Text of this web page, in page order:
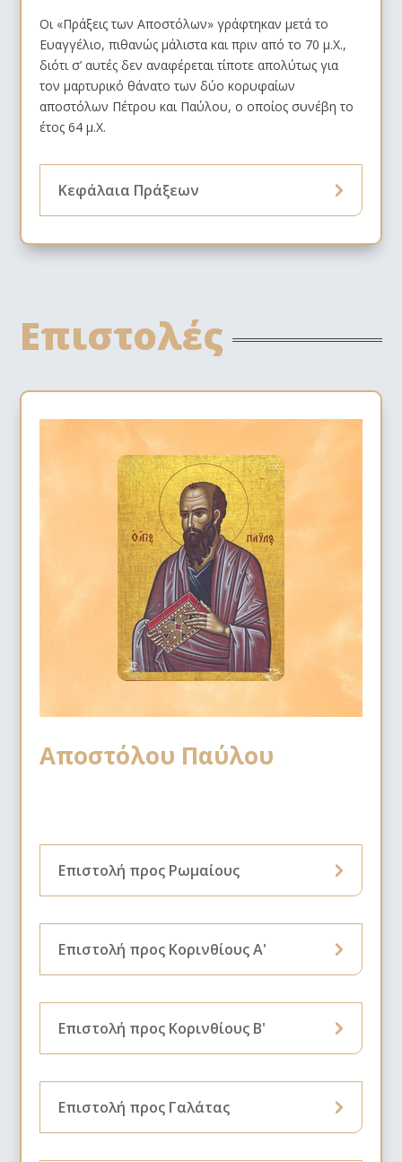
Οι «Πράξεις των Αποστόλων» γράφτηκαν μετά το
Ευαγγέλιο, πιθανώς μάλιστα και πριν από το 70 μ.Χ.,
διότι σ’ αυτές δεν αναφέρεται τίποτε απολύτως για
τον μαρτυρικό θάνατο των δύο κορυφαίων
αποστόλων Πέτρου και Παύλου, ο οποίος συνέβη το
έτος 64 μ.Χ.
Κεφάλαια Πράξεων
Επιστολές
Αποστόλου Παύλου
Επιστολή προς Ρωμαίους
Επιστολή προς Κορινθίους Α'
Επιστολή προς Κορινθίους Β'
Επιστολή προς Γαλάτας